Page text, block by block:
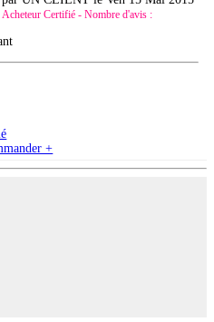
Acheteur Certifié - Nombre d'avis :
+